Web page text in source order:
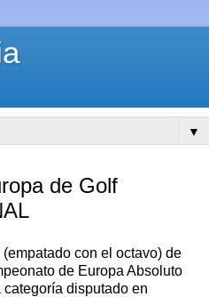
▼
de Golf
con el octavo) de
de Europa Absoluto
disputado en